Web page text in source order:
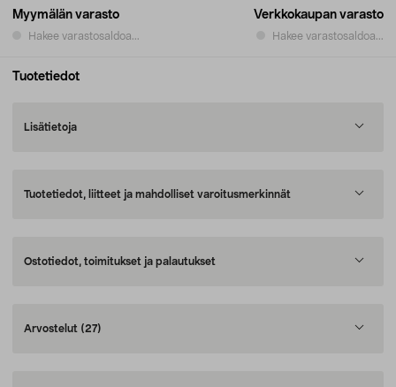
Myymälän varasto
Hakee varastosaldoa...
Verkkokaupan varasto
Hakee varastosaldoa...
Tuotetiedot
Lisätietoja
Tuotetiedot, liitteet ja mahdolliset varoitusmerkinnät
Ostotiedot, toimitukset ja palautukset
Arvostelut (27)